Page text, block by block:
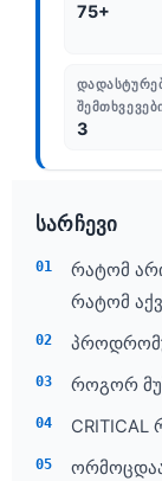
75+
3
სარჩევი
რატომ
რატომ
როგორ
CRITICAL